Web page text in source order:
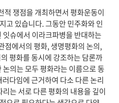
쟁점을 개최하면서 평화운동이
고 있습니다. 그동안 민주화와 인
슈에서 이라크파병을 반대하는
점에서의 평화, 생명평화의 논의,
평화를 동시에 강조하는 담론까
의는 모두 평화라는 이름으로 동
다임에 근거하여 다소 다른 논리
는 서로 다른 평화의 내용을 깊이